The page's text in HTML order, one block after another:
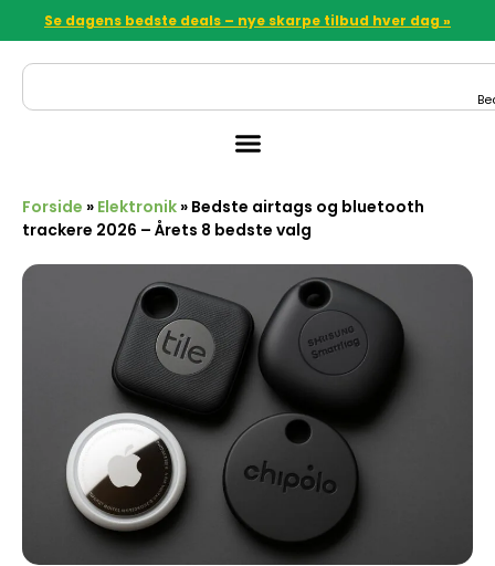
Se dagens bedste deals – nye skarpe tilbud hver dag »
Forside » Elektronik » Bedste airtags og bluetooth
trackere 2026 – Årets 8 bedste valg